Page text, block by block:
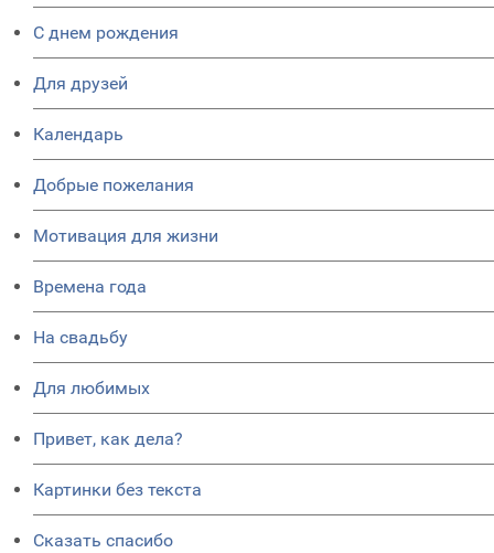
C днем рождения
Для друзей
Календарь
Добрые пожелания
Мотивация для жизни
Времена года
На свадьбу
Для любимых
Привет, как дела?
Картинки без текста
Сказать спасибо